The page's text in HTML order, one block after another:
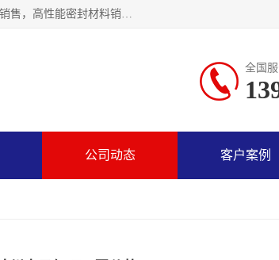
沈阳默塔化学有限公司经营范围包括：化工产品销售，专用化学产品销售，非食用盐销售，食品添加剂销售，高性能密封材料销售，涂料销售，合成材料销售，工程塑料及合成树脂销售等；主要产品有高纯电子级环丁砜，总金属离子可控制在ppb级别、纯度高、颜色浅、耐高温分解时间长，特别适合于半导体制造，硅片晶圆制造，清洗湿电子化学品，锂电池电解液，电子油墨，特种材料等高端行业；也适用于医药合成。
全国
公司动态 客户案例